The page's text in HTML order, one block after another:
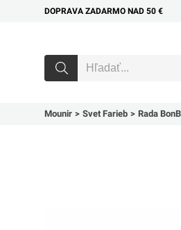
DOPRAVA ZADARMO NAD 50 €
Mounir Svet Farieb Rada